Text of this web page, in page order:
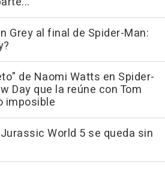
Grey al final de Spider-Man:
de Naomi Watts en Spider-
Day que la reúne con Tom
imposible
World 5 se queda sin